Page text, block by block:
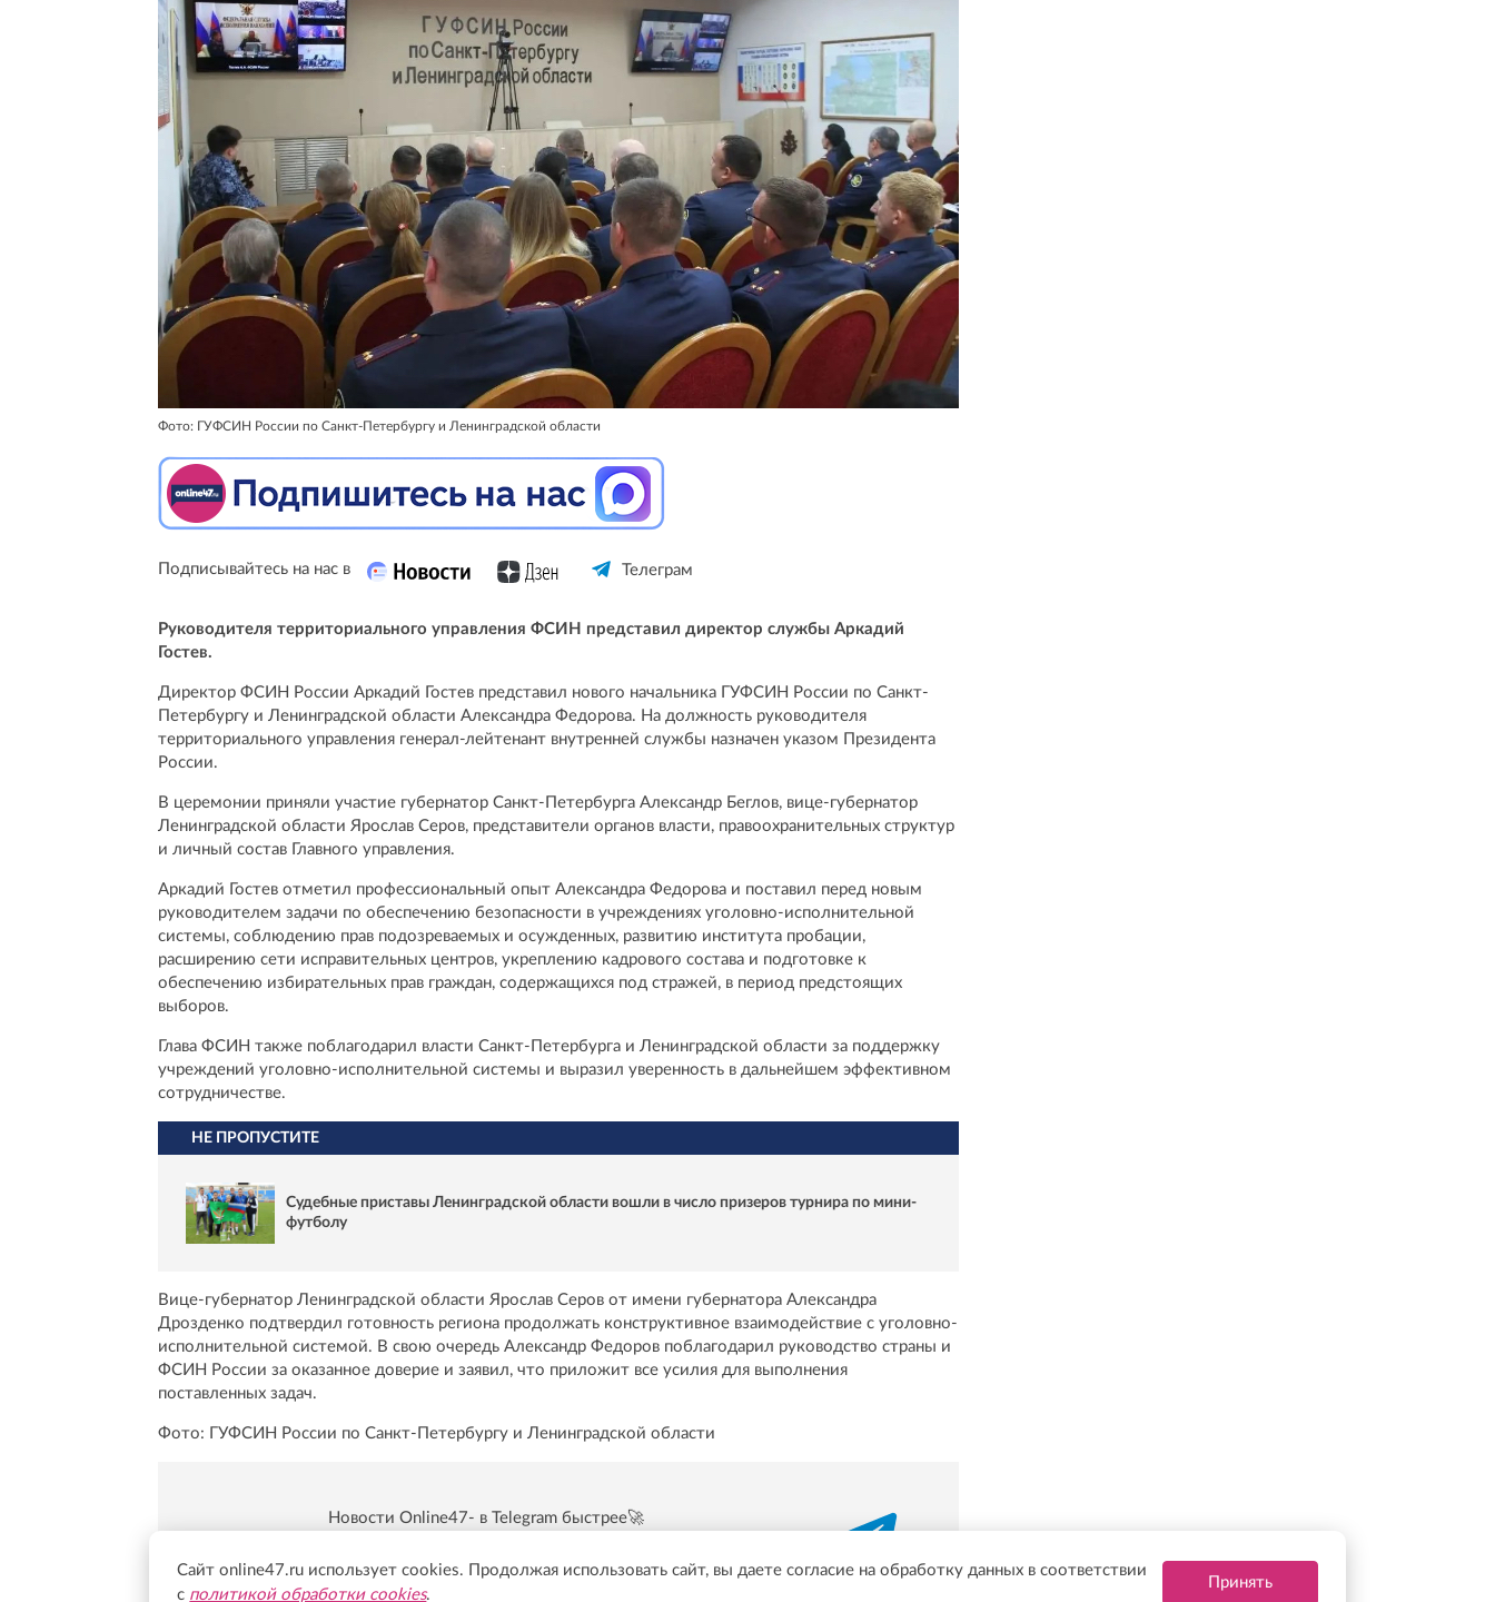
Фото: ГУФСИН России по Санкт-Петербургу и Ленинградской области
Подписывайтесь на нас в Телеграм
Руководителя территориального управления ФСИН представил директор службы Аркадий
Гостев.
Директор ФСИН России Аркадий Гостев представил нового начальника ГУФСИН России по Санкт-
Петербургу и Ленинградской области Александра Федорова. На должность руководителя
территориального управления генерал-лейтенант внутренней службы назначен указом Президента
России.
В церемонии приняли участие губернатор Санкт-Петербурга Александр Беглов, вице-губернатор
Ленинградской области Ярослав Серов, представители органов власти, правоохранительных структур
и личный состав Главного управления.
Аркадий Гостев отметил профессиональный опыт Александра Федорова и поставил перед новым
руководителем задачи по обеспечению безопасности в учреждениях уголовно-исполнительной
системы, соблюдению прав подозреваемых и осужденных, развитию института пробации,
расширению сети исправительных центров, укреплению кадрового состава и подготовке к
обеспечению избирательных прав граждан, содержащихся под стражей, в период предстоящих
выборов.
Глава ФСИН также поблагодарил власти Санкт-Петербурга и Ленинградской области за поддержку
учреждений уголовно-исполнительной системы и выразил уверенность в дальнейшем эффективном
сотрудничестве.
НЕ ПРОПУСТИТЕ
Судебные приставы Ленинградской области вошли в число призеров турнира по мини-
футболу
Вице-губернатор Ленинградской области Ярослав Серов от имени губернатора Александра
Дрозденко подтвердил готовность региона продолжать конструктивное взаимодействие с уголовно-
исполнительной системой. В свою очередь Александр Федоров поблагодарил руководство страны и
ФСИН России за оказанное доверие и заявил, что приложит все усилия для выполнения
поставленных задач.
Фото: ГУФСИН России по Санкт-Петербургу и Ленинградской области
Новости Online47- в Telegram быстрее🚀
Сайт online47.ru использует cookies. Продолжая использовать сайт, вы даете согласие на обработку данных в соответствии
с политикой обработки cookies.
Принять